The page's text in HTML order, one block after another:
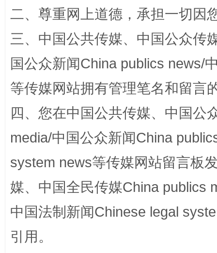
完善运行机制助力责任有效落实
二、尊重网上道德，承担一切因
三、中国公共传媒、中国公众传
国公众新闻China publics news/
等传媒网站拥有管理笔名和留言
四、您在中国公共传媒、中国公
media/中国公众新闻China
system news等传媒网站留言板
媒、中国全民传媒China publics
中国法制新闻Chinese legal
引用。